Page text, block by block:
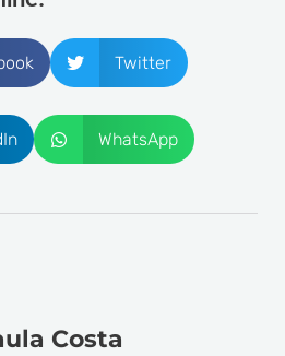
Twitter
WhatsApp
Costa